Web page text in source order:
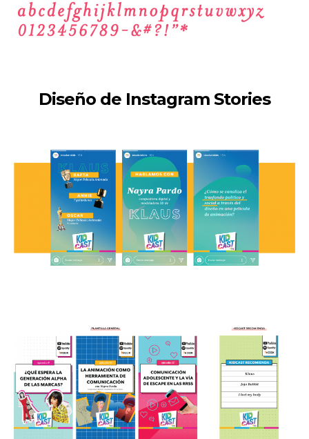
Diseño de Instagram Stories